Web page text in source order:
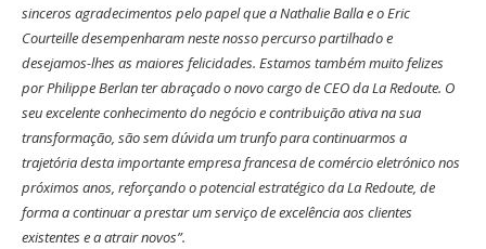
sinceros agradecimentos pelo papel que a Nathalie Balla e o Eric
Courteille desempenharam neste nosso percurso partilhado e
desejamos-lhes as maiores felicidades. Estamos também muito felizes
por Philippe Berlan ter abraçado o novo cargo de CEO da La Redoute. O
seu excelente conhecimento do negócio e contribuição ativa na sua
transformação, são sem dúvida um trunfo para continuarmos a
trajetória desta importante empresa francesa de comércio eletrónico nos
próximos anos, reforçando o potencial estratégico da La Redoute, de
forma a continuar a prestar um serviço de excelência aos clientes
existentes e a atrair novos”.